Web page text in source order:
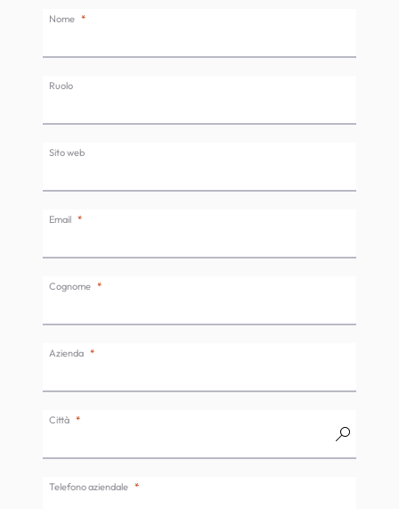
Nome
Ruolo
Sito web
Email
Cognome
Azienda
Città
Telefono aziendale